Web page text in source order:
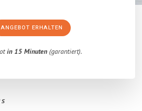
ANGEBOT ERHALTEN
in 15 Minuten(garantiert).